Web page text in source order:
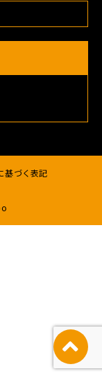
基づく表記